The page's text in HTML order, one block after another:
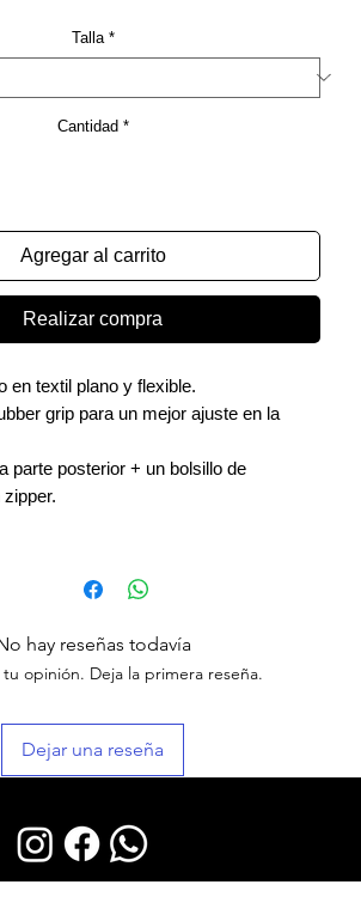
Talla *
Cantidad *
Agregar al carrito
Realizar compra
en textil plano y flexible.
grip para un mejor ajuste en la
parte posterior + un bolsillo de
hay reseñas todavía
opinión. Deja la primera reseña.
Dejar una reseña